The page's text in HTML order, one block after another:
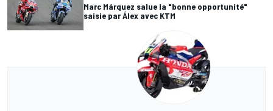
Marc Márquez salue la "bonne opportunité"
saisie par Álex avec KTM